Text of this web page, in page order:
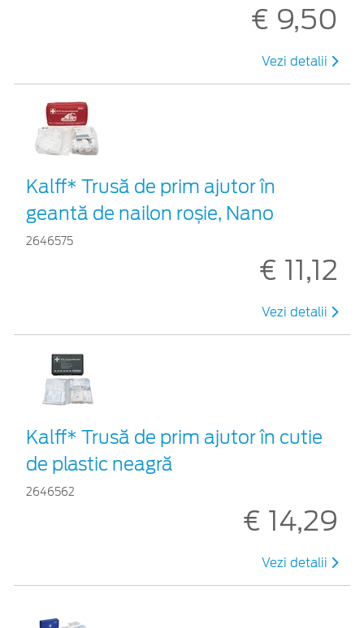
€ 9,50
Vezi detalii
Kalff* Trusă de prim ajutor în
geantă de nailon roșie, Nano
2646575
€ 11,12
Vezi detalii
Kalff* Trusă de prim ajutor în cutie
de plastic neagră
2646562
€ 14,29
Vezi detalii